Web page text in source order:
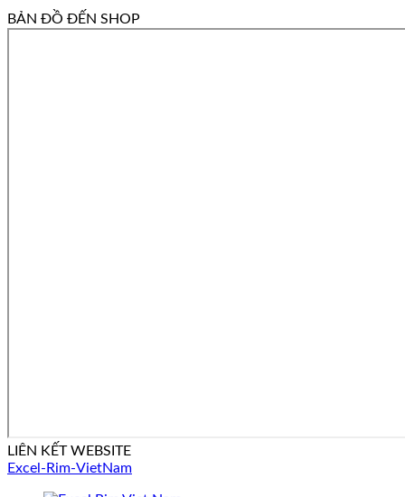
BẢN ĐỒ ĐẾN SHOP
LIÊN KẾT WEBSITE
Excel-Rim-VietNam